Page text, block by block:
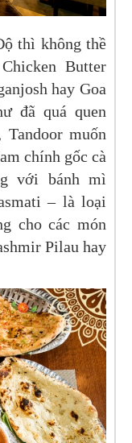
thì không thề
Butter
hay Goa
đã quá quen
muốn
chính gốc cà
với bánh mì
– là loại
cho các món
Pilau hay